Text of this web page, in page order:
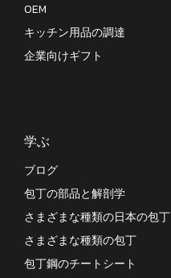
OEM
キッチン用品の調達
企業向けギフト
学ぶ
ブログ
包丁の部品と解剖学
さまざまな種類の日本の包丁
さまざまな種類の包丁
包丁鋼のチートシート